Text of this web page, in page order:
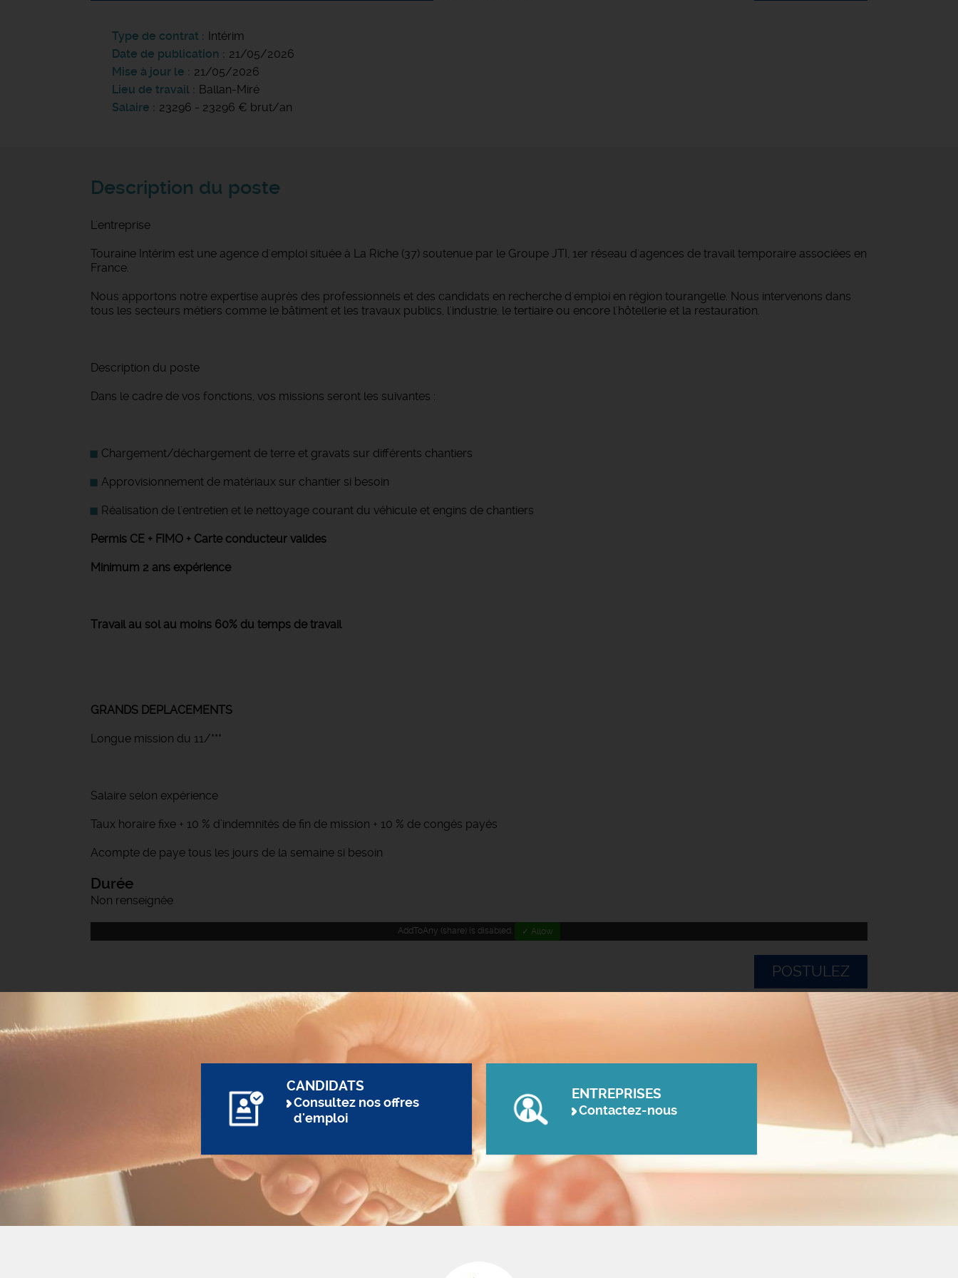
Type de contrat
Intérim
Date de publication
21/05/2026
Mise à jour le
21/05/2026
Lieu de travail
Ballan-Miré
Salaire
23296 - 23296 € brut/an
Description du poste
L'entreprise
Touraine Intérim est une agence d'emploi située à La Riche (37) soutenue par le Groupe JTI, 1er réseau d'agences de travail temporaire associées en
France.
Nous apportons notre expertise auprès des professionnels et des candidats en recherche d'emploi en région tourangelle. Nous intervenons dans
tous les secteurs métiers comme le bâtiment et les travaux publics, l'industrie, le tertiaire ou encore l'hôtellerie et la restauration.
Description du poste
Dans le cadre de vos fonctions, vos missions seront les suivantes :
Chargement/déchargement de terre et gravats sur différents chantiers
Approvisionnement de matériaux sur chantier si besoin
Réalisation de l'entretien et le nettoyage courant du véhicule et engins de chantiers
Permis CE + FIMO + Carte conducteur valides
Minimum 2 ans expérience
Travail au sol au moins 60% du temps de travail
GRANDS DEPLACEMENTS
Longue mission du 11/***
Salaire selon expérience
Taux horaire fixe + 10 % d’indemnités de fin de mission + 10 % de congés payés
Acompte de paye tous les jours de la semaine si besoin
Durée
Non renseignée
AddToAny (share) is disabled. ✓ Allow
POSTULEZ
CANDIDATS
Consultez nos offres
d'emploi
ENTREPRISES
Contactez-nous